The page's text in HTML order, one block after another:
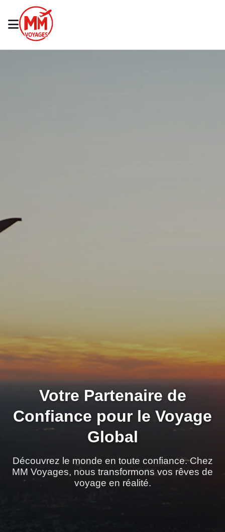
Votre Partenaire de
Confiance pour le Voyage
Global
Découvrez le monde en toute confiance. Chez
MM Voyages, nous transformons vos rêves de
voyage en réalité.